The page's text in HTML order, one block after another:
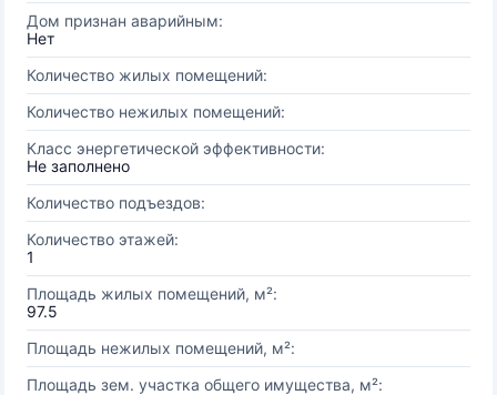
Дом признан аварийным:
Нет
Количество жилых помещений:
Количество нежилых помещений:
Класс энергетической эффективности:
Не заполнено
Количество подъездов:
Количество этажей:
1
Площадь жилых помещений, м²:
97.5
Площадь нежилых помещений, м²:
Площадь зем. участка общего имущества, м²: